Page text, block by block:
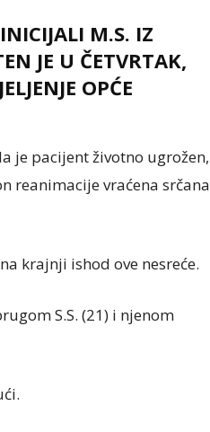
M.S. IZ
JE U ČETVRTAK,
OPĆE
je pacijent životno ugrožen,
reanimacije vraćena srčana
krajnji ishod ove nesreće.
S.S. (21) i njenom